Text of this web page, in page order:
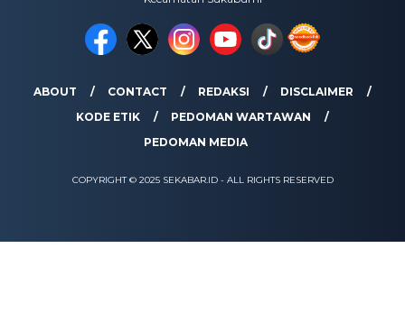
ABOUT CONTACT REDAKSI
DISCLAIMER
KODE ETIK
PEDOMAN WARTAWAN
PEDOMAN MEDIA
COPYRIGHT © 2025 SEKABAR.ID - ALL RIGHTS RESERVED